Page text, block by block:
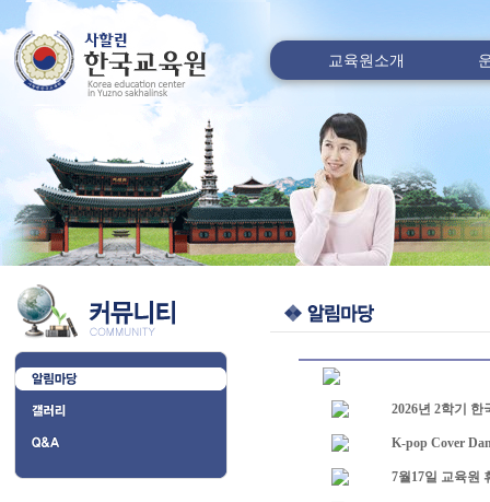
교육원소개
2026년 2학기 한
K-pop Cover
7월17일 교육원